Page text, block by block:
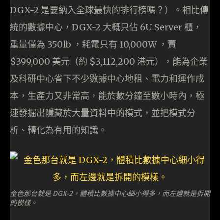
DGX-2 是要納入全球最快的排行榜嗎？）。相比傳
統的數據中心，DGX-2 大概只佔 6U Server 櫃，
重量僅為 350lb ，耗電只有 10,000W ，賣
$399,000 美元（約 $3,112,200 港元），能為企業
及科研中心省下不少數據中心地租、電力和運作成
本，生產力又非常高，能於數分鐘至數小時內，極
速發掘出隱藏於大量資料中的模式，並把模式分
析、轉化為有用的知識。
金色那台就是 DGX-2，體積比數據中心細小得多，而左邊就是拆開
的模樣。